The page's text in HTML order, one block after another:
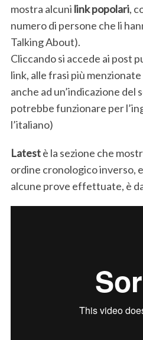
mostra alcuni link popolari,
numero di persone che li
Talking About).
Cliccando si accede ai post
link, alle frasi più
anche ad un’indicazione
potrebbe funzionare per
l’italiano)
Latestè la sezione che
ordine cronologico inverso,
alcune prove effettuate, è